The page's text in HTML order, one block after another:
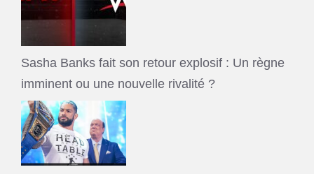
Sasha Banks fait son retour explosif : Un règne
imminent ou une nouvelle rivalité ?